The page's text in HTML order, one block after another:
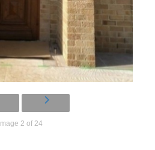
Image 2 of 24